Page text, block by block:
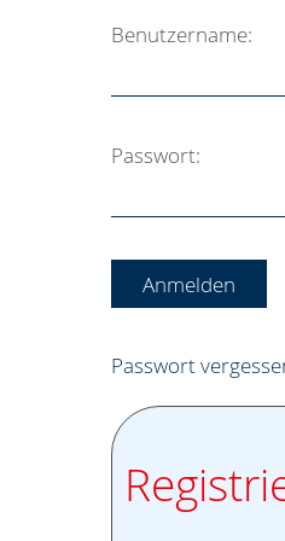
Benutzername:
Passwort:
Passwort